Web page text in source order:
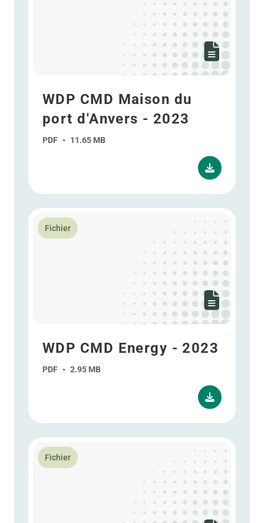
WDP CMD Maison du
port d'Anvers - 2023
PDF • 11.65 MB
Fichier
WDP CMD Energy - 2023
PDF • 2.95 MB
En savoir plus WDP CMD Energy - 2023
Fichier
En savoir plus WDP CMD Strategy - 2023